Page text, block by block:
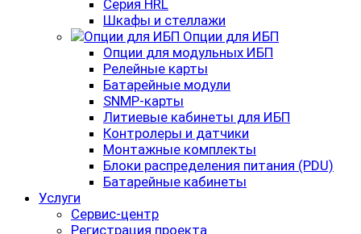
Серия HRL
Шкафы и стеллажи
Опции для ИБП
Опции для модульных ИБП
Релейные карты
Батарейные модули
SNMP-карты
Литиевые кабинеты для ИБП
Контролеры и датчики
Монтажные комплекты
Блоки распределения питания (PDU)
Батарейные кабинеты
Услуги
Сервис-центр
Регистрация проекта